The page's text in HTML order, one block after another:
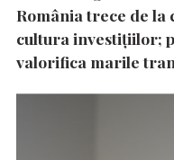
România trece de
cultura investițiilor;
valorifica marile